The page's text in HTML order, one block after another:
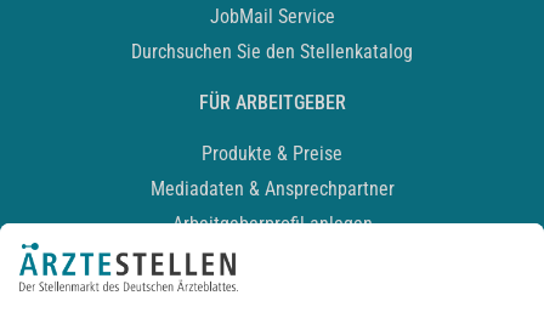
JobMail Service
Durchsuchen Sie den Stellenkatalog
FÜR ARBEITGEBER
Produkte & Preise
Mediadaten & Ansprechpartner
Arbeitgeberprofil anlegen
Recruiting-Podcast